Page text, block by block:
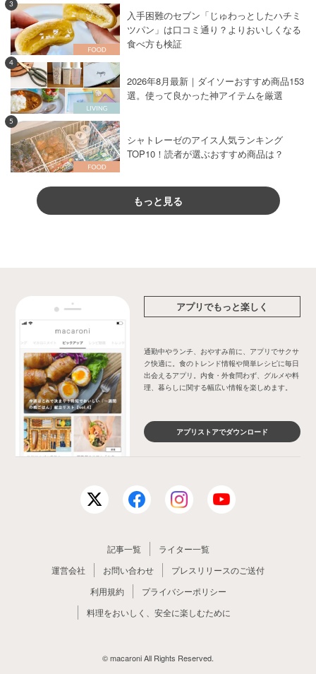
3
入手困難のセブン「じゅわっとしたハチミ
ツパン」は口コミ通り？よりおいしくなる
食べ方も検証
4
2026年8月最新｜ダイソーおすすめ商品153
選。使って良かった神アイテムを厳選
5
シャトレーゼのアイス人気ランキング
TOP10！読者が選ぶおすすめ商品は？
もっと見る
アプリでもっと楽しく
通勤中やランチ、おやすみ前に、アプリでサクサ
ク快適に。食のトレンド情報や簡単レシピに毎日
出会えるアプリ。内食・外食問わず、グルメや料
理、暮らしに関する幅広い情報を楽しめます。
アプリストアでダウンロード
記事一覧
ライター一覧
運営会社
お問い合わせ
プレスリリースのご送付
利用規約
プライバシーポリシー
料理をおいしく、安全に楽しむために
© macaroni All Rights Reserved.